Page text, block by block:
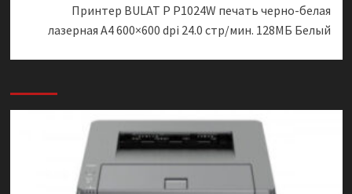
Принтер BULAT P P1024W печать черно-белая
лазерная A4 600×600 dpi 24.0 стр/мин. 128МБ Белый